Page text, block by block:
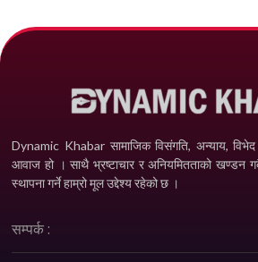
Dynamic Khabar सामाजिक विसंगति, अन्याय, विभेद­
आवाज हो । साथै भ्रष्टाचार र अनियमितताको खण्डन
स्थापना गर्ने हाम्रो मूल उद्देश्य रहेको छ ।
सम्पर्क :